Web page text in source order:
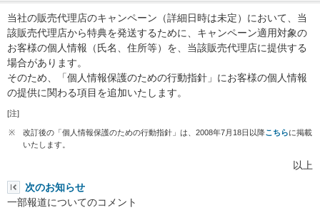
当社の販売代理店のキャンペーン（詳細日時は未定）において、当
該販売代理店から特典を発送するために、キャンペーン適用対象の
お客様の個人情報（氏名、住所等）を、当該販売代理店に提供する
場合があります。
そのため、「個人情報保護のための行動指針」にお客様の個人情報
の提供に関わる項目を追加いたします。
[注]
※ 改訂後の「個人情報保護のための行動指針」は、2008年7月18日以降こちらに掲載
いたします。
以上
次のお知らせ
一部報道についてのコメント